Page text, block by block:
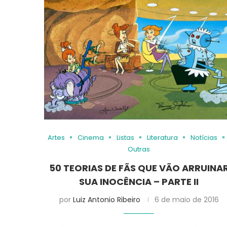
Artes Cinema Listas Literatura
Notícias
Outras
50 TEORIAS DE FÃS QUE VÃO
SUA INOCÊNCIA – PARTE II
por Luiz Antonio Ribeiro 6 de maio de 2016